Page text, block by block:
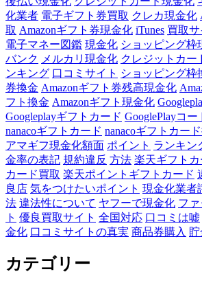
化業者 電子ギフト券買取 クレカ現金化
取 Amazonギフト券現金化 iTunes 買取サ
電子マネー図鑑 現金化 ショッピング枠
バンク メルカリ現金化 クレジットカー
ンキング 口コミサイト ショッピング枠
券換金 Amazonギフト券残高現金化
フト換金 Amazonギフト現金化
Googleplayギフトカード GooglePlayコー
nanacoギフトカード nanacoギフトカー
アマギフ現金化額面 ポイント ランキン
金率の表記 規約違反 方法 楽天ギフト
カード買取 楽天ポイントギフトカード
良店 気をつけたいポイント 現金化業者
法 違法性について ヤフーで現金化 フ
ト 優良買取サイト 全国対応 口コミは嘘
金化 口コミサイトの真実 商品券購入 貯
カテゴリー